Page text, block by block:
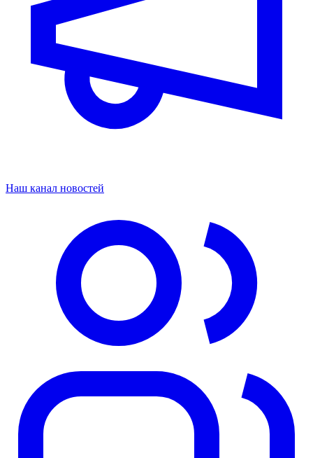
Наш канал новостей